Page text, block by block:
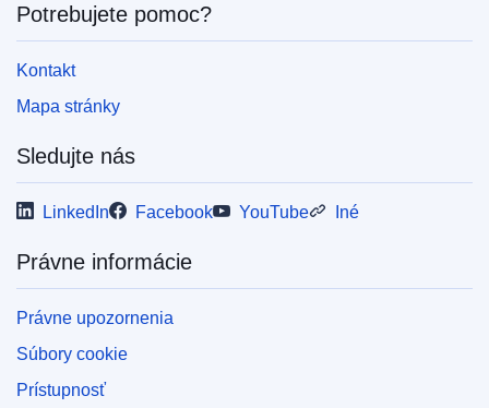
Potrebujete pomoc?
Kontakt
Mapa stránky
Sledujte nás
LinkedIn Facebook YouTube Iné
Právne informácie
Právne upozornenia
Súbory cookie
Prístupnosť